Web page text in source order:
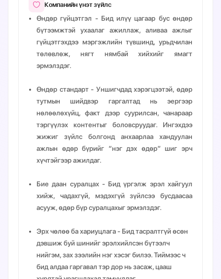
Компанийн үнэт зүйлс
Өндөр гүйцэтгэл - Бид илүү цагаар бус өндөр
бүтээмжтэй ухаалаг ажиллаж, аливаа ажлыг
гүйцэтгэхдээ мэргэжлийн түвшинд, урьдчилан
төлөвлөж, нягт нямбай хийхийг ямагт
эрмэлздэг.
Өндөр стандарт- Уншигчдад хэрэгцээтэй, өдөр
тутмын шийдвэр гаргалтад нь эергээр
нөлөөлөхүйц, факт дээр суурилсан, чанараар
тэргүүлэх контентыг боловсруудаг. Ингэхдээ
жижиг зүйлс болгонд анхаарлаа хандуулан
ажлын өдөр бүрийг “нэг дэх өдөр” шиг эрч
хүчтэйгээр ажилдаг.
Бие даан суралцах- Бид үргэлж эрэл хайгуул
хийж, чадахгүй, мэдэхгүй зүйлсээ бусдаасаа
асууж, өдөр бүр суралцахыг эрмэлздэг.
Эрх чөлөө ба хариуцлага- Бид тасралтгүй өсөн
дэвшиж буй шинийг эрэлхийлсэн бүтээлч
нийгэм, зах зээлийн нэг хэсэг билээ. Тиймээс ч
бид алдаа гаргавал тэр дор нь засаж, цааш